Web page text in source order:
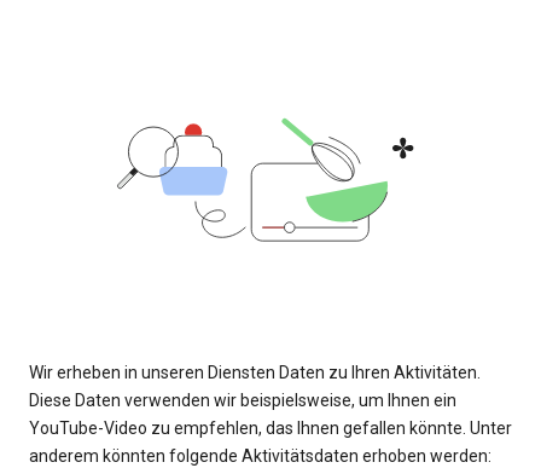
Wir erheben in unseren Diensten Daten zu Ihren Aktivitäten.
Diese Daten verwenden wir beispielsweise, um Ihnen ein
YouTube-Video zu empfehlen, das Ihnen gefallen könnte. Unter
anderem könnten folgende Aktivitätsdaten erhoben werden: